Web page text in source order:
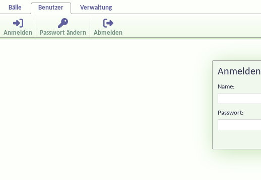
Bälle Benutzer Verwaltung
Anmelden Passwort ändern Abmelden
Anmelden
Name:
Passwort: